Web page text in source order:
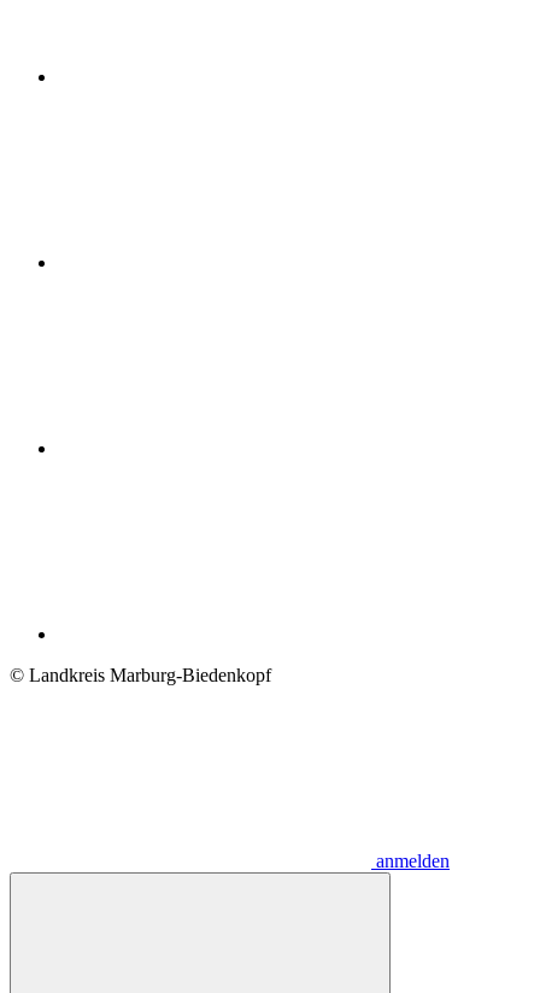
© Landkreis Marburg-Biedenkopf
anmelden